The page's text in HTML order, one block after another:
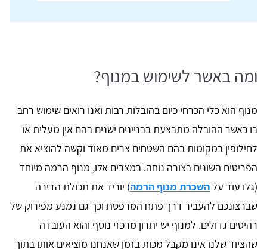
ומה באשר לשימוש במנוף?
מנוף הוא כלי הכרחי כיום בהובלות רבות ואנו רואים שימוש רחב
בו כאשר ההובלה מתבצעת בבניינים ישנים בהם אין מעלית או
לחילופין במקומות בהם השטחים צרים מאוד וקשה להוציא את
הפריטים השונים בצורה נוחה. במצבים אלו, מנוף הרמה מיוחד
(גלו עוד עלהשכרת מנוף הרמה) יוריד את תכולת הדירה
שברצונכם להעביר דרך פתח המרפסת וכך גם נמנע מפירוק של
רהיטים גדולים. למנוף יש יתרון מרכזי נוסף והוא העובדה
שהציוד שלנו אינו מקבל מכות בזמן שאנחנו מוציאים אותו בתוך